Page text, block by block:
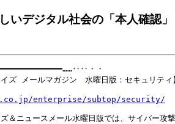
いデジタル社会の「本人確認
・・
ズ メールマガジン　水曜日版：セキュリテ
enterprise/subtop/security/
ニュースメール水曜日版では、サイバー攻